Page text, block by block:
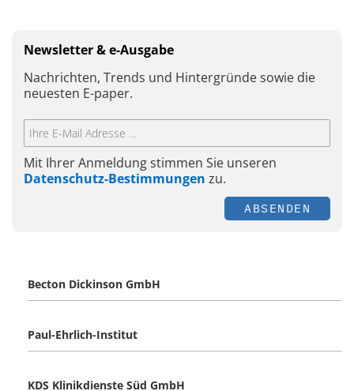
Newsletter & e-Ausgabe
Nachrichten, Trends und Hintergründe sowie die
neuesten E-paper.
Mit Ihrer Anmeldung stimmen Sie unseren
Datenschutz-Bestimmungen zu.
ABSENDEN
Becton Dickinson GmbH
Paul-Ehrlich-Institut
KDS Klinikdienste Süd GmbH